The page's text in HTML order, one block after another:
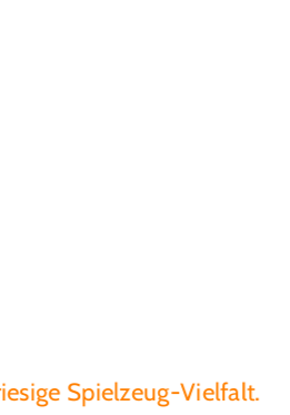
Spielzeug-Vielfalt.